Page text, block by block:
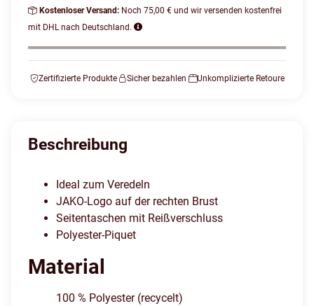
Kostenloser Versand: Noch 75,00 € und wir versenden kostenfrei
mit DHL nach Deutschland.
Zertifizierte Produkte Sicher bezahlen Unkomplizierte Retoure
Beschreibung
Ideal zum Veredeln
JAKO-Logo auf der rechten Brust
Seitentaschen mit Reißverschluss
Polyester-Piquet
Material
100 % Polyester (recycelt)